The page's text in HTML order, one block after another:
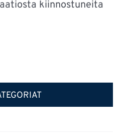
kiinnostuneita